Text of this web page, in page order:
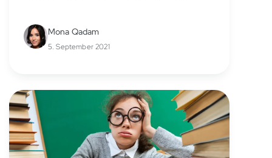
Medizinstudierende, darunter viele
Abiturienten, auf das Studium
vorbereitet. Ziel ist es, die
Mona Qadam
5. September 2021